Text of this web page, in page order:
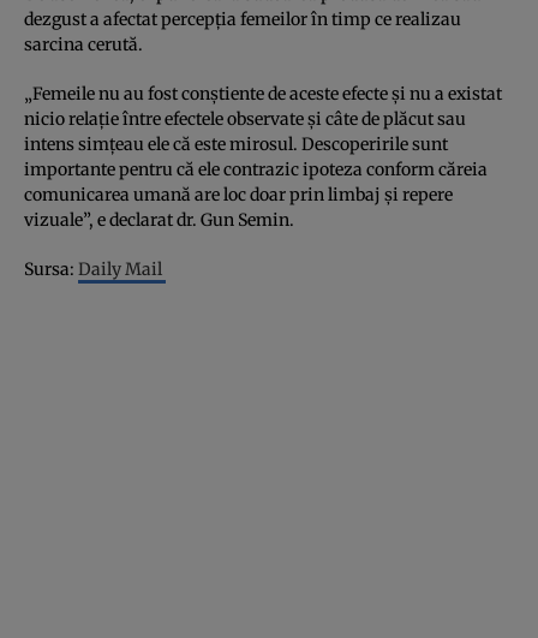
dezgust a afectat percepţia femeilor în timp ce realizau
sarcina cerută.
„Femeile nu au fost conştiente de aceste efecte şi nu a existat
nicio relaţie între efectele observate şi câte de plăcut sau
intens simţeau ele că este mirosul. Descoperirile sunt
importante pentru că ele contrazic ipoteza conform căreia
comunicarea umană are loc doar prin limbaj şi repere
vizuale”, e declarat dr. Gun Semin.
Sursa: Daily Mail